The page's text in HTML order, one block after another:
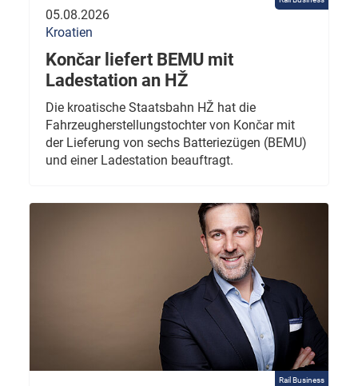
05.08.2026
Kroatien
Končar liefert BEMU mit
Ladestation an HŽ
Die kroatische Staatsbahn HŽ hat die
Fahrzeugherstellungstochter von Končar mit
der Lieferung von sechs Batteriezügen (BEMU)
und einer Ladestation beauftragt.
Rail Business